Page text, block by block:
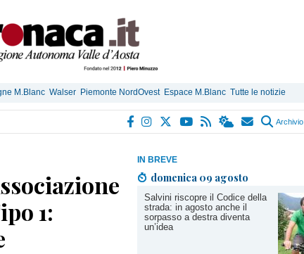
M.Blanc Walser Piemonte NordOvest Espace M.Blanc Tutte le notizie
Archivio
IN BREVE
domenica 09 agosto
Salvini riscopre il Codice della
strada: in agosto anche il
sorpasso a destra diventa
un’idea
1: